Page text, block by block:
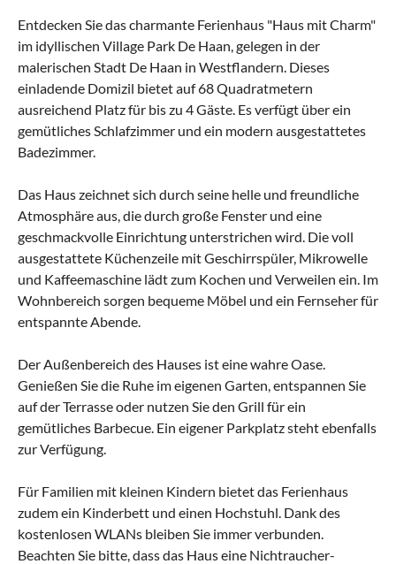
Entdecken Sie das charmante Ferienhaus "Haus mit Charm"
im idyllischen Village Park De Haan, gelegen in der
malerischen Stadt De Haan in Westflandern. Dieses
einladende Domizil bietet auf 68 Quadratmetern
ausreichend Platz für bis zu 4 Gäste. Es verfügt über ein
gemütliches Schlafzimmer und ein modern ausgestattetes
Badezimmer.
Das Haus zeichnet sich durch seine helle und freundliche
Atmosphäre aus, die durch große Fenster und eine
geschmackvolle Einrichtung unterstrichen wird. Die voll
ausgestattete Küchenzeile mit Geschirrspüler, Mikrowelle
und Kaffeemaschine lädt zum Kochen und Verweilen ein. Im
Wohnbereich sorgen bequeme Möbel und ein Fernseher für
entspannte Abende.
Der Außenbereich des Hauses ist eine wahre Oase.
Genießen Sie die Ruhe im eigenen Garten, entspannen Sie
auf der Terrasse oder nutzen Sie den Grill für ein
gemütliches Barbecue. Ein eigener Parkplatz steht ebenfalls
zur Verfügung.
Für Familien mit kleinen Kindern bietet das Ferienhaus
zudem ein Kinderbett und einen Hochstuhl. Dank des
kostenlosen WLANs bleiben Sie immer verbunden.
Beachten Sie bitte, dass das Haus eine Nichtraucher-